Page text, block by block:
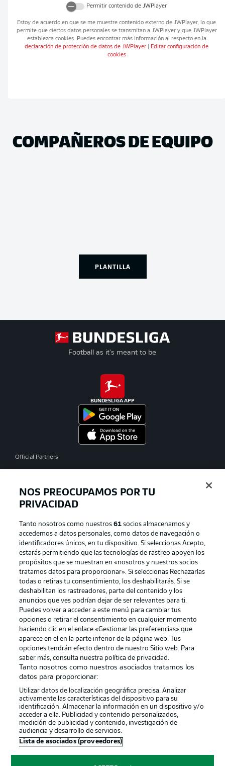
Permitir contenido de JWPlayer
Estoy de acuerdo en que se me muestre contenido externo de JWPlayer, lo que
permite que ciertos datos personales se transmitan a JWPlayery que JWPlayer
establezca cookies. Puedes encontrar más información al respecto en la
declaración de protección de datos de JWPlayer
Editar configuración de
cookies
COMPAÑEROS DE EQUIPO
PLANTILLA
Football as it's meant to be
BUNDESLIGA APP
Official Partners
Publicidad Aviso legal
Gestionar las preferencias Declaracion de privacidad
Canales Trabajos
Jugadores Condiciones de uso
Sello Editorial Contacto
© 2026 Bundesliga-Gruppe GmbH
Elegir idioma
NOS PREOCUPAMOS POR TU
PRIVACIDAD
Tanto nosotros como nuestros61 socios almacenamos y
accedemos a datos personales, como datos de navegación o
identificadores únicos, en tu dispositivo. Si seleccionas Acepto,
estarás permitiendo que las tecnologías de rastreo apoyen los
propósitos que se muestran en «nosotros y nuestros socios
tratamos datos para proporcionar». Si seleccionas Rechazarlas
todas o retiras tu consentimiento, los deshabilitarás. Si se
deshabilitan los rastreadores, parte del contenido y los
anuncios que ves podrían dejar de ser relevantes para ti.
Puedes volver a acceder a este menú para cambiar tus
opciones o retirar el consentimiento en cualquier momento
haciendo clic en el enlace «Gestionar las preferencias» que
aparece en el en la parte inferior de la página web. Tus
opciones tendrán efecto dentro de nuestro Sitio web. Para
saber más, consulta nuestra política de privacidad.
Tanto nosotros como nuestros asociados tratamos los
datos para proporcionar:
Utilizar datos de localización geográfica precisa. Analizar
activamente las características del dispositivo para su
identificación. Almacenar la información en un dispositivo y/o
acceder a ella. Publicidad y contenido personalizados,
medición de publicidad y contenido, investigación de
audiencia y desarrollo de servicios.
Lista de asociados (proveedores)